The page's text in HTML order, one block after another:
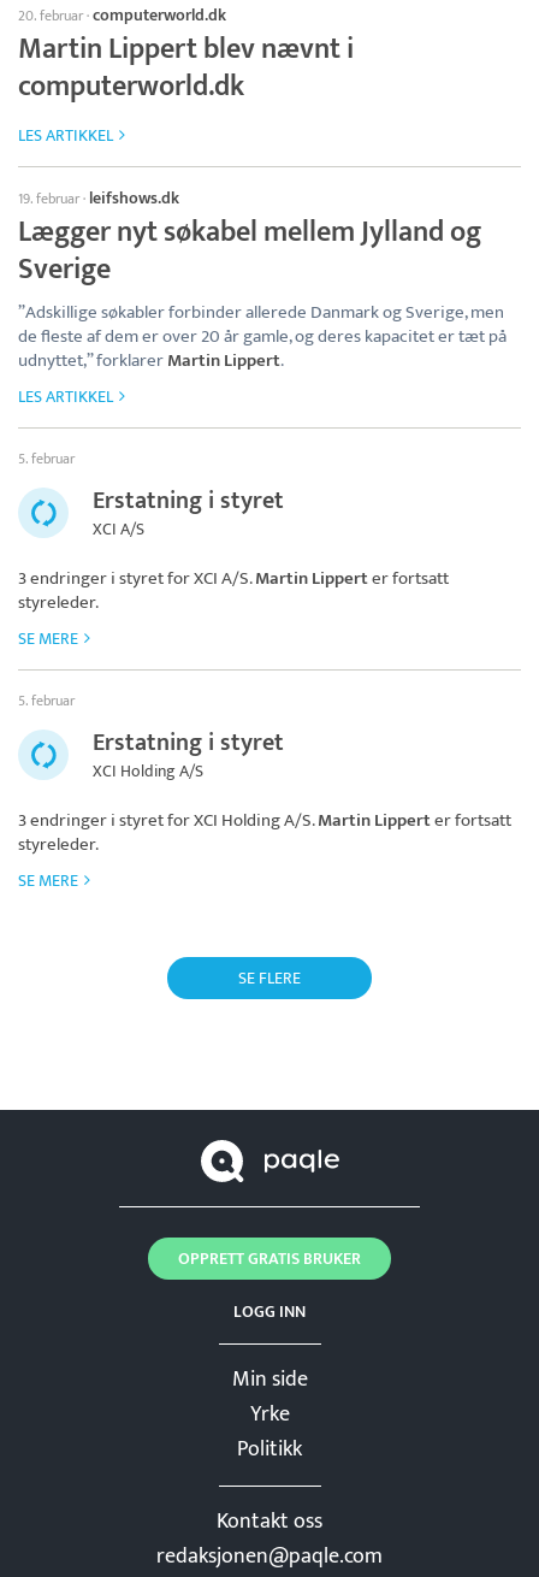
20. februar·computerworld.dk
Martin Lippert blev nævnt i
computerworld.dk
LES ARTIKKEL
19. februar· leifshows.dk
Lægger nyt søkabel mellem Jylland og
Sverige
”Adskillige søkabler forbinder allerede Danmark og Sverige, men
de fleste af dem er over 20 år gamle, og deres kapacitet er tæt på
udnyttet,” forklarerMartin Lippert.
LES ARTIKKEL
5. februar
Erstatning i styret
XCI A/S
3 endringer i styret forXCI A/S.Martin Lipperter fortsatt
styreleder.
SE MERE
5. februar
Erstatning i styret
XCI Holding A/S
3 endringer i styret forXCI Holding A/S.Martin Lipperter fortsatt
styreleder.
SE MERE
SE FLERE
Min side
Yrke
Politikk
Kontakt oss
redaksjonen@paqle.com
LOGG INN
OPPRETT GRATIS BRUKER